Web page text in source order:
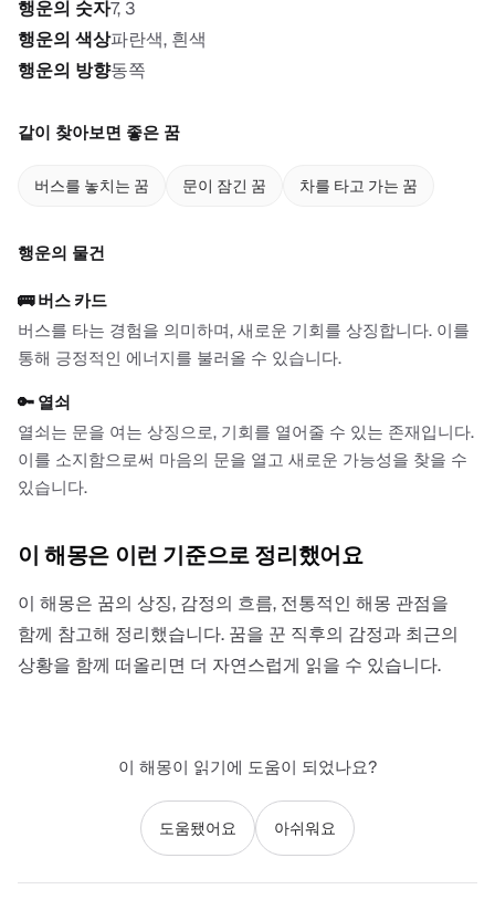
행운의 숫자7, 3
행운의 색상파란색, 흰색
행운의 방향동쪽
같이 찾아보면 좋은 꿈
버스를 놓치는 꿈 문이 잠긴 꿈 차를 타고 가는 꿈
행운의 물건
🚌버스 카드
버스를 타는 경험을 의미하며, 새로운 기회를 상징합니다. 이를
통해 긍정적인 에너지를 불러올 수 있습니다.
🔑 열쇠
열쇠는 문을 여는 상징으로, 기회를 열어줄 수 있는 존재입니다.
이를 소지함으로써 마음의 문을 열고 새로운 가능성을 찾을 수
있습니다.
이 해몽은 이런 기준으로 정리했어요
이 해몽은 꿈의 상징, 감정의 흐름, 전통적인 해몽 관점을
함께 참고해 정리했습니다. 꿈을 꾼 직후의 감정과 최근의
상황을 함께 떠올리면 더 자연스럽게 읽을 수 있습니다.
이 해몽이 읽기에 도움이 되었나요?
도움됐어요 아쉬워요